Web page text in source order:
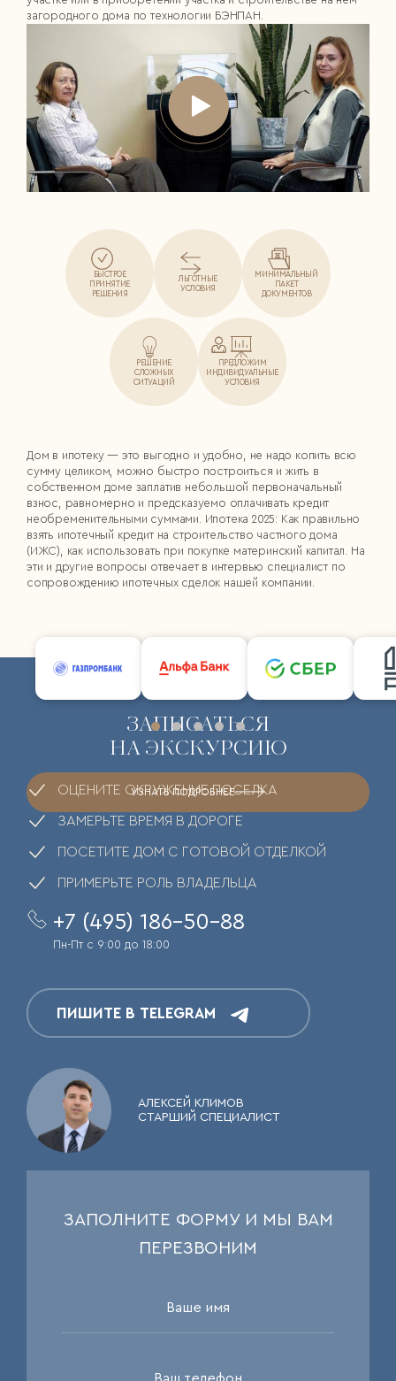
загородного дома по технологии БЭНПАН.
БЫСТРОЕ
ПРИНЯТИЕ
РЕШЕНИЯ
ЛЬГОТНЫЕ
УСЛОВИЯ
МИНИМАЛЬНЫЙ
ПАКЕТ
ДОКУМЕНТОВ
РЕШЕНИЕ
СЛОЖНЫХ
СИТУАЦИЙ
ПРЕДЛОЖИМ
ИНДИВИДУАЛЬНЫЕ
УСЛОВИЯ
Дом в ипотеку — это выгодно и удобно, не надо копить всю
сумму целиком, можно быстро построиться и жить в
собственном доме заплатив небольшой первоначальный
взнос, равномерно и предсказуемо оплачивать кредит
необременительными суммами. Ипотека 2025: Как правильно
взять ипотечный кредит на строительство частного дома
(ИЖС), как использовать при покупке материнский капитал. На
эти и другие вопросы отвечает в интервью специалист по
сопровождению ипотечных сделок нашей компании.
УЗНАТЬ ПОДРОБНЕЕ
ЗАПИСАТЬСЯ
НА ЭКСКУРСИЮ
ОЦЕНИТЕ ОКРУЖЕНИЕ ПОСЕЛКА
ЗАМЕРЬТЕ ВРЕМЯ В ДОРОГЕ
ПОСЕТИТЕ ДОМ С ГОТОВОЙ ОТДЕЛКОЙ
ПРИМЕРЬТЕ РОЛЬ ВЛАДЕЛЬЦА
+7 (495) 186-50-88
Пн-Пт с 9:00 до 18:00
ПИШИТЕ В TELEGRAM
АЛЕКСЕЙ КЛИМОВ
СТАРШИЙ СПЕЦИАЛИСТ
ЗАПОЛНИТЕ ФОРМУ И МЫ ВАМ
ПЕРЕЗВОНИМ